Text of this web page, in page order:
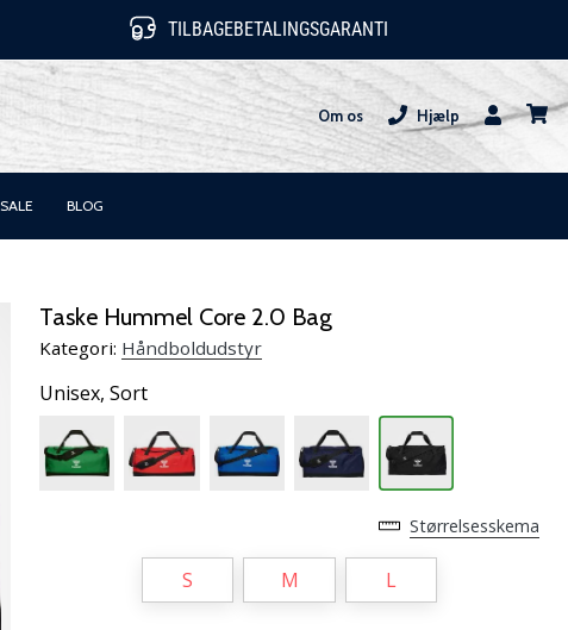
TILBAGEBETALINGSGARANTI
Om os
Hjælp
Bruger
SALE BLOG
Taske Hummel Core 2.0 Bag
Kategori: Håndboldudstyr
Unisex, Sort
Størrelsesskema
S M L